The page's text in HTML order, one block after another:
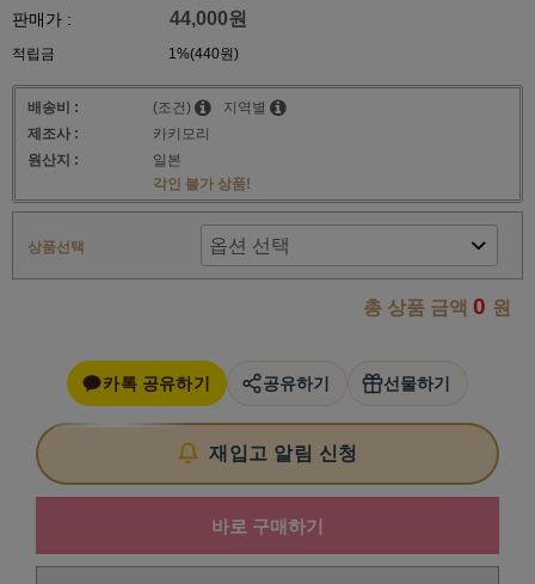
판매가 :
44,000원
적립금 1%(440원)
배송비 : (조건)
지역별
제조사 :
카키모리
원산지 :
일본
각인 불가 상품!
상품선택
총 상품 금액 0 원
카톡 공유하기 공유하기 선물하기
재입고 알림 신청
바로 구매하기